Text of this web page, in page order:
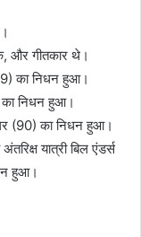
और गीतकार थे।
का निधन हुआ।
निधन हुआ।
(90) का निधन हुआ।
यात्री बिल एंडर्स
हुआ।